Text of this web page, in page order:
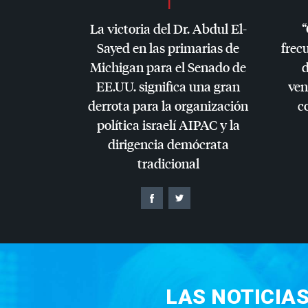
La victoria del Dr. Abdul El-
Sayed en las primarias de
Michigan para el Senado de
EE.UU. significa una gran
derrota para la organización
política israelíAIPACy la
dirigencia demócrata
tradicional
LAS